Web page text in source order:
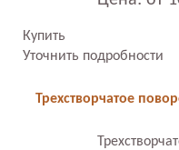
Купить
Уточнить подробности
Трехстворчатое